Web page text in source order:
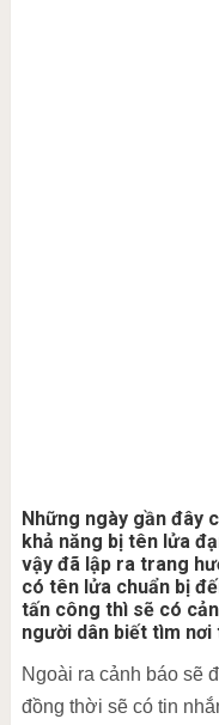
Những ngày gần đây
khả năng bị tên lửa
vậy đã lập ra trang
có tên lửa chuẩn bị
tấn công thì sẽ có
người dân biết tìm nơi
Ngoài ra cảnh báo sẽ
đồng thời sẽ có tin